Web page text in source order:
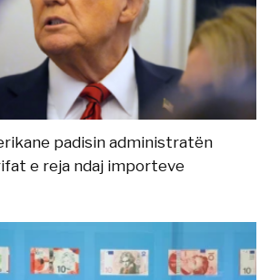
padisin administratën
e reja ndaj importeve